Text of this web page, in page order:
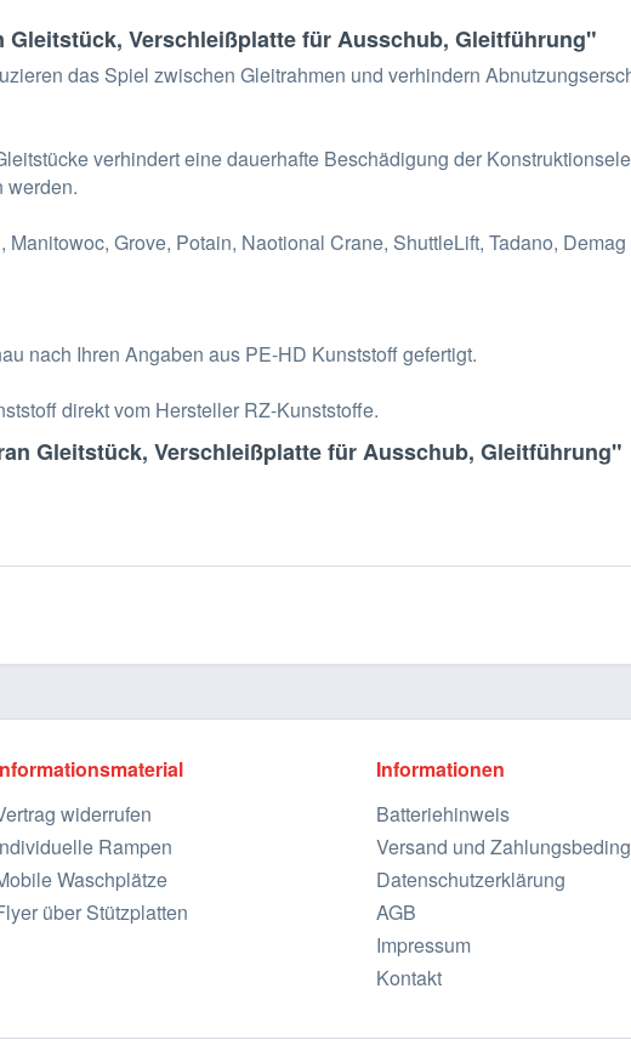
Verschleißplatte für Ausschub, Gleitführung"
das Spiel zwischen Gleitrahmen und verhindern
verhindert eine dauerhafte Beschädigung der
werden.
Manitowoc, Grove, Potain, Naotional Crane, ShuttleLift, Tadano,
nach Ihren Angaben aus PE-HD Kunststoff gefertigt.
direkt vom Hersteller RZ-Kunststoffe.
Gleitstück, Verschleißplatte für Ausschub, Gleitführung"
widerrufen
Rampen
Waschplätze
über Stützplatten
Informationen
Batteriehinweis
Versand und
Datenschutzerklärung
AGB
Impressum
Kontakt